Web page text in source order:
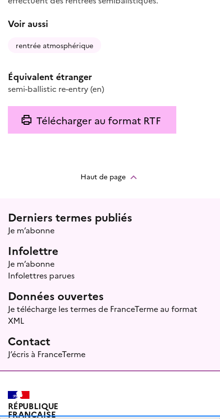
Voir aussi
rentrée atmosphérique
Équivalent étranger
semi-ballistic re-entry(en)
Télécharger au format RTF
Haut de page
Menu prefooter
Derniers termes publiés
Je m’abonne
Infolettre
Je m’abonne
Infolettres parues
Données ouvertes
Je télécharge les termes de FranceTerme au format
XML
Contact
J’écris à FranceTerme
RÉPUBLIQUE
FRANÇAISE